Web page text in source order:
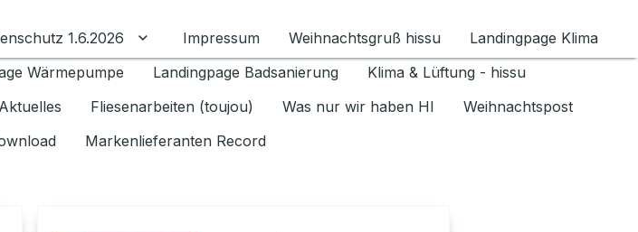
für Ratgeber umschalten
1.6.2026 Untermenü für Datenschutz 1.6.2026 umschalten
Impressum Weihnachtsgruß hissu
Landingpage Klima
Wärmepumpe Landingpage Badsanierung
Klima & Lüftung - hissu
Aktuelles Fliesenarbeiten (toujou) Was nur wir haben HI
Weihnachtspost
Markenlieferanten Record